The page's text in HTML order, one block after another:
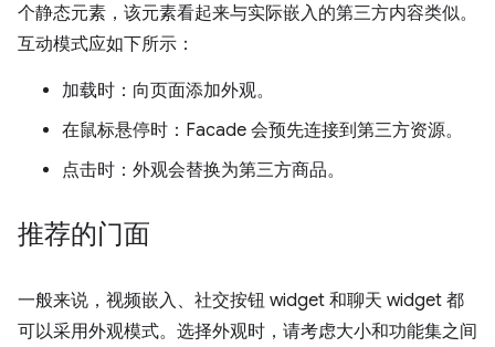
个静态元素，该元素看起来与实际嵌入的第三方内容类似。
互动模式应如下所示：
加载时：向页面添加外观。
在鼠标悬停时：Facade 会预先连接到第三方资源。
点击时：外观会替换为第三方商品。
推荐的门面
一般来说，视频嵌入、社交按钮 widget 和聊天 widget 都
可以采用外观模式。选择外观时，请考虑大小和功能集之间